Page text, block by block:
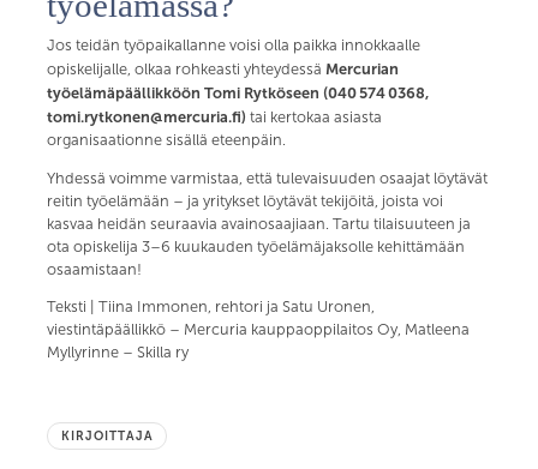
Jos teidän työpaikallanne voisi olla paikka innokkaalle
opiskelijalle, olkaa rohkeasti yhteydessä Mercurian
työelämäpäällikköön Tomi Rytköseen (040 574 0368,
tomi.rytkonen@mercuria.fi) tai kertokaa asiasta
organisaationne sisällä eteenpäin.
Yhdessä voimme varmistaa, että tulevaisuuden osaajat löytävät
reitin työelämään – ja yritykset löytävät tekijöitä, joista voi
kasvaa heidän seuraavia avainosaajiaan. Tartu tilaisuuteen ja
ota opiskelija 3–6 kuukauden työelämäjaksolle kehittämään
osaamistaan!
Teksti | Tiina Immonen, rehtori ja Satu Uronen,
viestintäpäällikkö – Mercuria kauppaoppilaitos Oy, Matleena
Myllyrinne – Skilla ry
KIRJOITTAJA